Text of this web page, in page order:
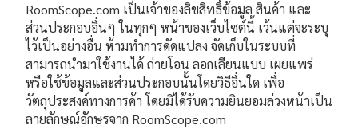
RoomScope.com เป็นเจ้าของลิขสิทธิ์ข้อมูล สินค้า และ
ส่วนประกอบอื่นๆ ในทุกๆ หน้าของเว็บไซต์นี้ เว้นแต่จะระบุ
ไว้เป็นอย่างอื่น ห้ามทำการดัดแปลง จัดเก็บในระบบที่
สามารถนำมาใช้งานได้ ถ่ายโอน ลอกเลียนแบบ เผยแพร่
หรือใช้ข้อมูลและส่วนประกอบนั้นโดยวิธีอื่นใด เพื่อ
วัตถุประสงค์ทางการค้า โดยมิได้รับความยินยอมล่วงหน้าเป็น
ลายลักษณ์อักษรจาก RoomScope.com